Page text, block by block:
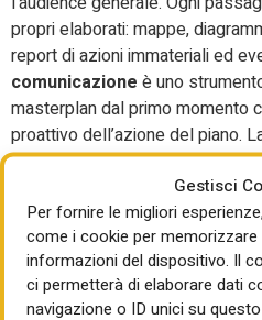
Gestisci
Per fornire le migliori
come i cookie per
informazioni del dispositivo. Il
ci permetterà di elaborare dati
navigazione o ID unici su
propri elaborati: mappe,
report di azioni immateriali ed
comunicazione è uno
masterplan dal primo momento
proattivo dell’azione del piano.
trasformazioni è studiata da
, che va ad
responsabilità, indicatori delle
relative scadenze. Nessuna
a se stessa, dal concepimento
regime. Gli “uffici” pubblici di